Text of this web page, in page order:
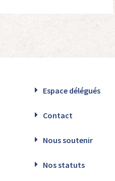
Espace délégués
Contact
Nous soutenir
Nos statuts